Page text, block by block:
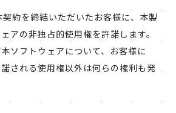
約を締結いただいたお客様に、本製
アの非独占的使用権を許諾します。
ソフトウェアについて、お客様に
される使用権以外は何らの権利も発